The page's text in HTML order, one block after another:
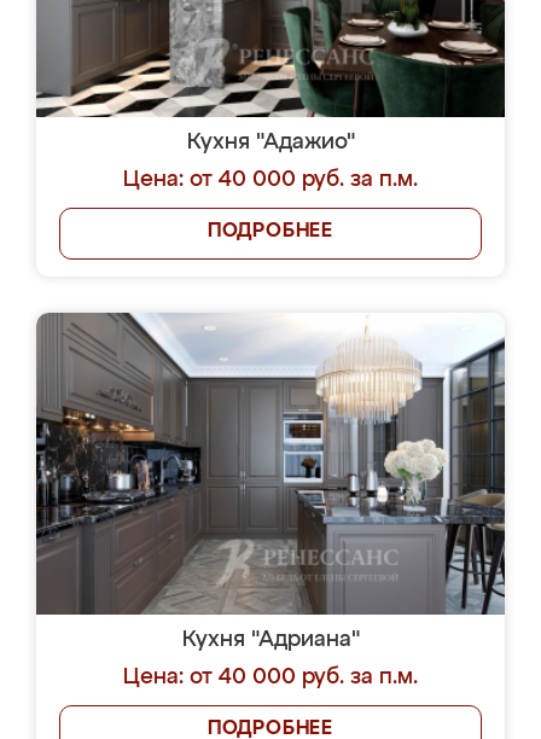
Кухня "Адажио"
Цена: от 40 000 руб. за п.м.
ПОДРОБНЕЕ
Кухня "Адриана"
Цена: от 40 000 руб. за п.м.
ПОДРОБНЕЕ